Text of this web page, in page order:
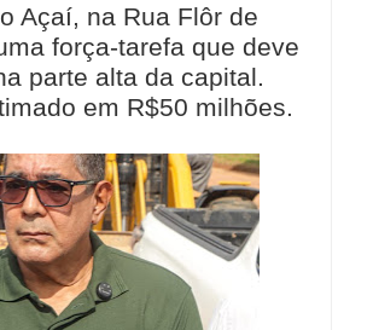
Açaí, na Rua Flôr de
força-tarefa que deve
parte alta da capital.
em R$50 milhões.